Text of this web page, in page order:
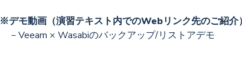
※デモ動画（演習テキスト内でのWebリンク先のご紹介）
－Veeam × Wasabiのバックアップ/リストアデモ